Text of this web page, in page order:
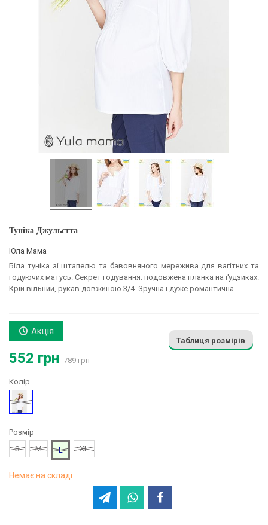
Туніка Джульєтта
Юла Мама
Біла туніка зі штапелю та бавовняного мережива для вагітних та
годуючих матусь. Секрет годування: подовжена планка на ґудзиках.
Крій вільний, рукав довжиною 3/4. Зручна і дуже романтична.
Акція
552 грн 789 грн
Таблиця розмірів
Колір
Білий
Розмір
S
M L XL
Немає на складі